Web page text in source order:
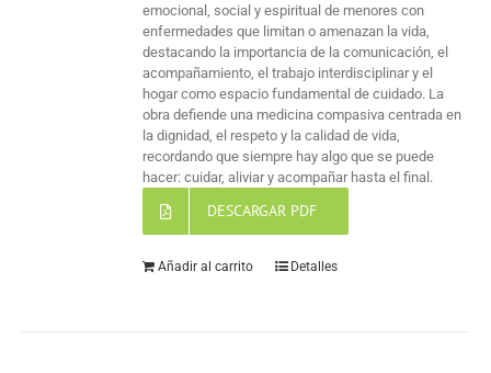
emocional, social y espiritual de menores con
enfermedades que limitan o amenazan la vida,
destacando la importancia de la comunicación, el
acompañamiento, el trabajo interdisciplinar y el
hogar como espacio fundamental de cuidado. La
obra defiende una medicina compasiva centrada en
la dignidad, el respeto y la calidad de vida,
recordando que siempre hay algo que se puede
hacer: cuidar, aliviar y acompañar hasta el final.
DESCARGAR PDF
Añadir al carrito Detalles